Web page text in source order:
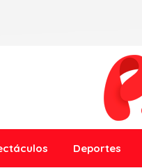
Deportes